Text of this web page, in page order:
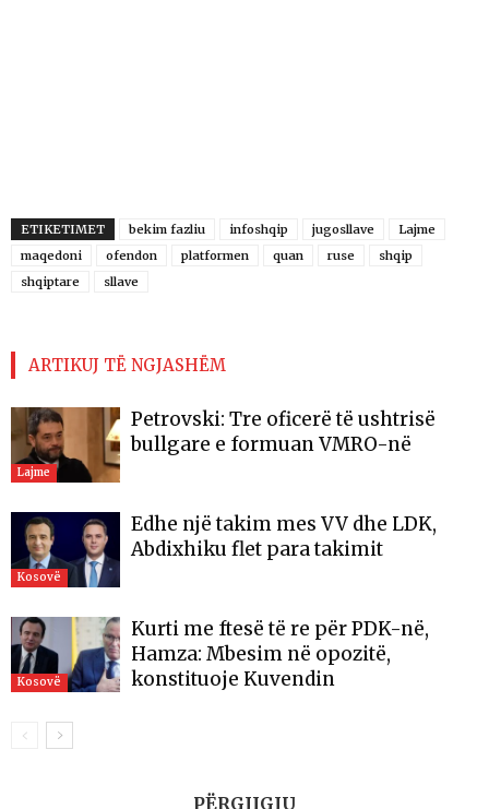
ETIKETIMET bekim fazliu infoshqip jugosllave
Lajme
maqedoni
ofendon platformen quan ruse
shqip
shqiptare
sllave
ARTIKUJ TË NGJASHËM
Lajme
Petrovski: Tre oficerë të ushtrisë
bullgare e formuan VMRO-në
Kosovë
Edhe një takim mes VV dhe LDK,
Abdixhiku flet para takimit
Kosovë
Kurti me ftesë të re për PDK-në,
Hamza: Mbesim në opozitë,
konstituoje Kuvendin
PËRGJIGJU